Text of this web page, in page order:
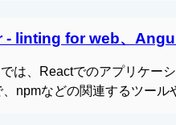
linting for web、
は、Reactでのアプリケー
npmなどの関連するツール